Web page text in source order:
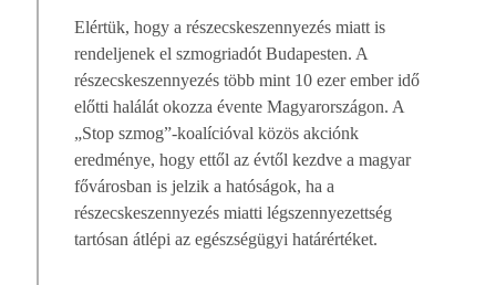
Elértük, hogy a részecskeszennyezés miatt is
rendeljenek el szmogriadót Budapesten. A
részecskeszennyezés több mint 10 ezer ember idő
előtti halálát okozza évente Magyarországon. A
„Stop szmog”-koalícióval közös akciónk
eredménye, hogy ettől az évtől kezdve a magyar
fővárosban is jelzik a hatóságok, ha a
részecskeszennyezés miatti légszennyezettség
tartósan átlépi az egészségügyi határértéket.